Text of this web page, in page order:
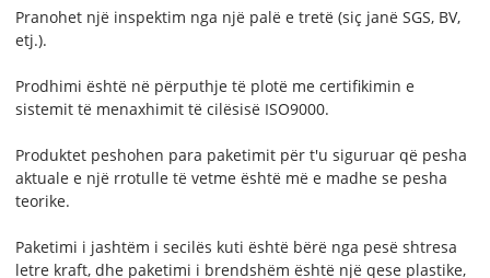
Pranohet një inspektim nga një palë e tretë (siç janë SGS, BV,
etj.).
Prodhimi është në përputhje të plotë me certifikimin e
sistemit të menaxhimit të cilësisë ISO9000.
Produktet peshohen para paketimit për t'u siguruar që pesha
aktuale e një rrotulle të vetme është më e madhe se pesha
teorike.
Paketimi i jashtëm i secilës kuti është bërë nga pesë shtresa
letre kraft, dhe paketimi i brendshëm është një qese plastike,